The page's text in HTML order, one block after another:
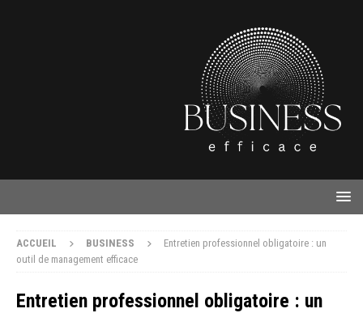
ACCUEIL BUSINESS
Entretien professionnel obligatoire : un
outil de management efficace
Entretien professionnel obligatoire : un